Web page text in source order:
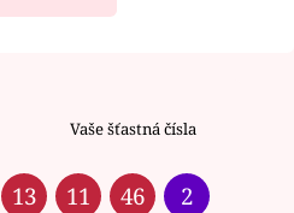
Vaše šťastná čísla
13 11 46 2